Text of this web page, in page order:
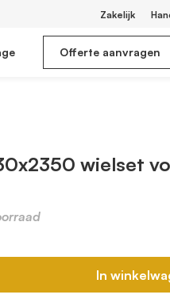
Zakelijk
Offerte aanvragen
wielset
In